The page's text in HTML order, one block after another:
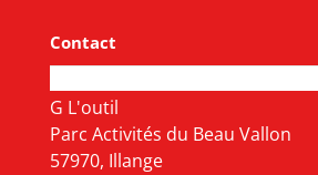
Contact
G L'outil
Parc Activités du Beau Vallon
57970, Illange